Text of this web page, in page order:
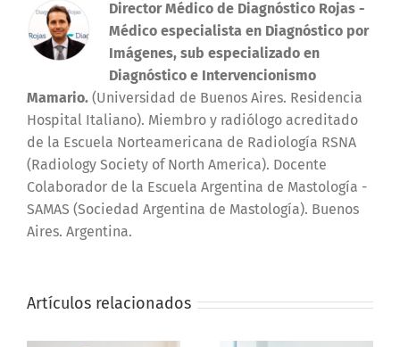
Director Médico de Diagnóstico Rojas -
Médico especialista en Diagnóstico por
Imágenes, sub especializado en
Diagnóstico e Intervencionismo
Mamario. (Universidad de Buenos Aires. Residencia
Hospital Italiano). Miembro y radiólogo acreditado
de la Escuela Norteamericana de Radiología RSNA
(Radiology Society of North America). Docente
Colaborador de la Escuela Argentina de Mastología -
SAMAS (Sociedad Argentina de Mastología). Buenos
Aires. Argentina.
Artículos relacionados